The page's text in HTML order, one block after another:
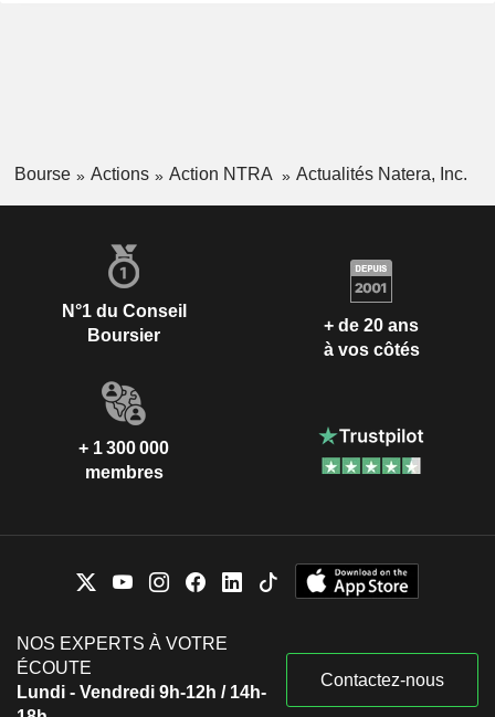
Bourse Actions Action NTRA Actualités Natera, Inc.
N°1 du Conseil
Boursier
+ de 20 ans
à vos côtés
+ 1 300 000
membres
NOS EXPERTS À VOTRE
ÉCOUTE
Lundi - Vendredi 9h-12h / 14h-
Contactez-nous